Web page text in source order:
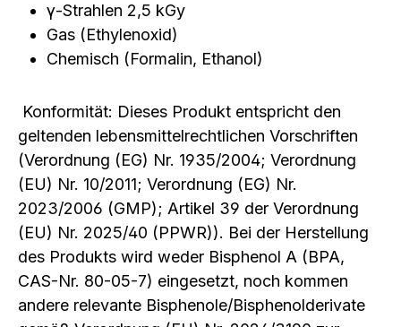
γ-Strahlen 2,5 kGy
Gas (Ethylenoxid)
Chemisch (Formalin, Ethanol)
Konformität: Dieses Produkt entspricht den
geltenden lebensmittelrechtlichen Vorschriften
(Verordnung (EG) Nr. 1935/2004; Verordnung
(EU) Nr. 10/2011; Verordnung (EG) Nr.
2023/2006 (GMP); Artikel 39 der Verordnung
(EU) Nr. 2025/40 (PPWR)). Bei der Herstellung
des Produkts wird weder Bisphenol A (BPA,
CAS-Nr. 80-05-7) eingesetzt, noch kommen
andere relevante Bisphenole/Bisphenolderivate